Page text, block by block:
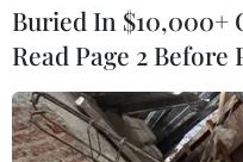
đầu bảng?
Nhận định Việt
Kim' sẽ xoay tua
Buried In $10,000+
Read Page 2 Before